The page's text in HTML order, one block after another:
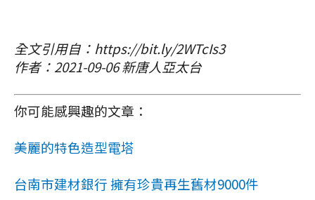
全文引用自：https://bit.ly/2WTcIs3
作者：2021-09-06 新唐人亞太台
你可能感興趣的文章：
美麗的特色造型電塔
台南市建材銀行 擁有珍貴再生舊材9000件